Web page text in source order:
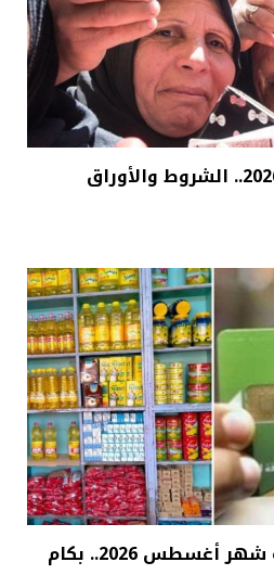
معاش تكافل وكرامة 2026.. الشروط والأوراق
أسعار السلع التموينية شهر أغسطس 2026.. بكام